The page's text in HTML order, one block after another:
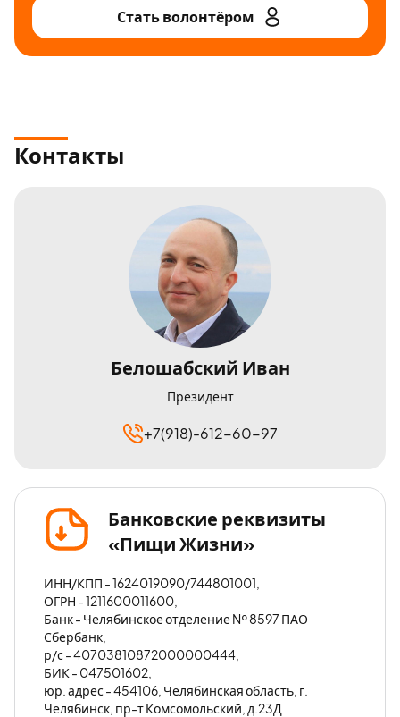
Стать волонтёром
Контакты
Белошабский Иван
Президент
+7(918)-612-60-97
Банковские реквизиты
«Пищи Жизни»
ИНН/КПП - 1624019090/744801001,
ОГРН - 1211600011600,
Банк - Челябинское отделение № 8597 ПАО
Сбербанк,
р/с - 40703810872000000444,
БИК - 047501602,
юр. адрес - 454106, Челябинская область, г.
Челябинск, пр-т Комсомольский, д.23Д